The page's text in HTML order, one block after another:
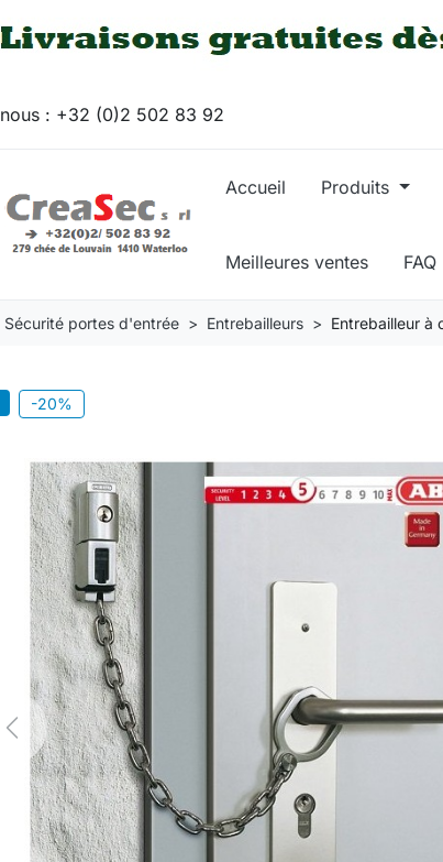
: +32 (0)2 502 83 92
Accueil Produits
Meilleures ventes FAQ
Sécurité portes d'entrée Entrebailleurs Entrebailleur à
-20%
Previous